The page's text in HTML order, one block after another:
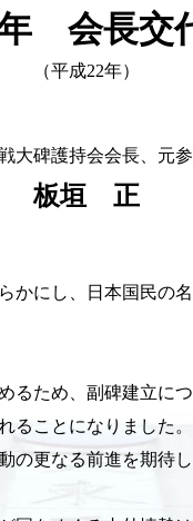
会長交
（平成22年）
大碑護持会会長、元
板垣 正
かにし、日本国民の
ため、副碑建立に
ることになりました。
更なる前進を期待し